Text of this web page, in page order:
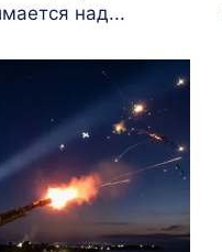
над...